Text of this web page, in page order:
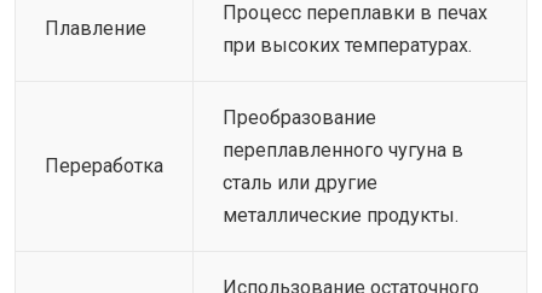
Плавление
Процесс переплавки в печах
при высоких температурах.
Переработка
Преобразование
переплавленного чугуна в
сталь или другие
металлические продукты.
Использование остаточного